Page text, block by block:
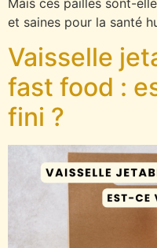
et saines pour la santé
Vaisselle
fast food :
fini ?